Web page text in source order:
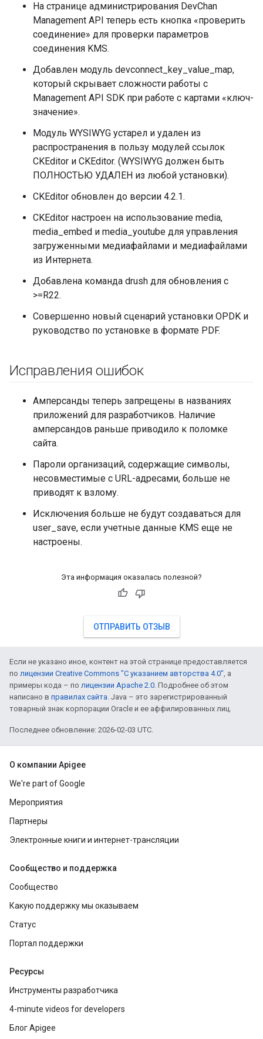
На странице администрирования DevChan
Management API теперь есть кнопка «проверить
соединение» для проверки параметров
соединения KMS.
Добавлен модуль devconnect_key_value_map,
который скрывает сложности работы с
Management API SDK при работе с картами «ключ-
значение».
Модуль WYSIWYG устарел и удален из
распространения в пользу модулей ссылок
CKEditor и CKEditor. (WYSIWYG должен быть
ПОЛНОСТЬЮ УДАЛЕН из любой установки).
CKEditor обновлен до версии 4.2.1.
CKEditor настроен на использование media,
media_embed и media_youtube для управления
загруженными медиафайлами и медиафайлами
из Интернета.
Добавлена ​​команда drush для обновления с
>=R22.
Совершенно новый сценарий установки OPDK и
руководство по установке в формате PDF.
Исправления ошибок
Амперсанды теперь запрещены в названиях
приложений для разработчиков. Наличие
амперсандов раньше приводило к поломке
сайта.
Пароли организаций, содержащие символы,
несовместимые с URL-адресами, больше не
приводят к взлому.
Исключения больше не будут создаваться для
user_save, если учетные данные KMS еще не
настроены.
Эта информация оказалась полезной?
ОТПРАВИТЬ ОТЗЫВ
Если не указано иное, контент на этой странице предоставляется
по лицензии Creative Commons "С указанием авторства 4.0", а
примеры кода – по лицензии Apache 2.0. Подробнее об этом
написано в правилах сайта. Java – это зарегистрированный
товарный знак корпорации Oracle и ее аффилированных лиц.
Последнее обновление: 2026-02-03 UTC.
О компании Apigee
We're part of Google
Мероприятия
Партнеры
Электронные книги и интернет-трансляции
Сообщество и поддержка
Сообщество
Какую поддержку мы оказываем
Статус
Портал поддержки
Ресурсы
Инструменты разработчика
4-minute videos for developers
Блог Apigee